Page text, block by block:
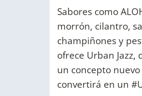
Sabores como
morrón, cilantro,
champiñones y
ofrece Urban
un concepto
convertirá en un